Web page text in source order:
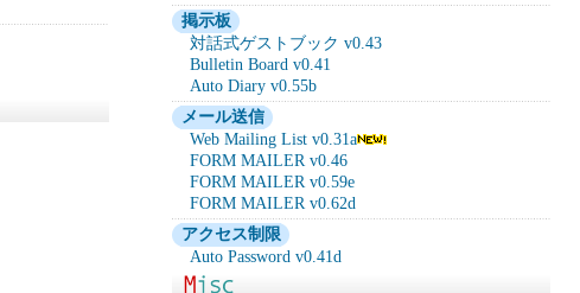
掲示板
対話式ゲストブック v0.43
Bulletin Board v0.41
Auto Diary v0.55b
メール送信
Web Mailing List v0.31a
FORM MAILER v0.46
FORM MAILER v0.59e
FORM MAILER v0.62d
アクセス制限
Auto Password v0.41d